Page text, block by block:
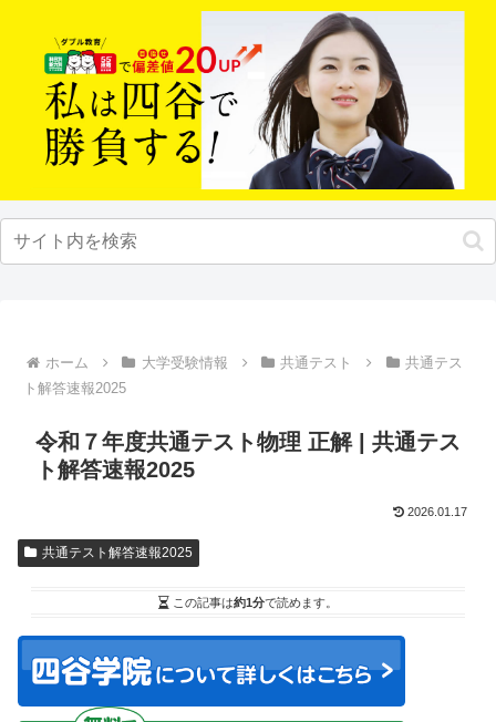
ホーム 大学受験情報 共通テスト
共通テス
ト解答速報2025
令和７年度共通テスト物理 正解 | 共通テス
ト解答速報2025
2026.01.17
共通テスト解答速報2025
この記事は約1分で読めます。